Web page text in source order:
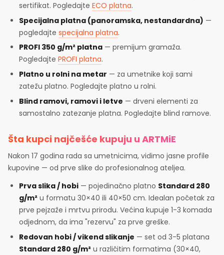
sertifikat. PogledajteECO platna.
Specijalna platna (panoramska, nestandardna) —
pogledajtespecijalna platna.
PROFI 350 g/m² platna — premijum gramaža.
PogledajtePROFI platna.
Platno u rolni na metar — za umetnike koji sami
zatežu platno. Pogledajte platno u rolni.
Blind ramovi, ramovi i letve — drveni elementi za
samostalno zatezanje platna. Pogledajte blind ramove.
Šta kupci najčešće kupuju u ARTMiE
Nakon 17 godina rada sa umetnicima, vidimo jasne profile
kupovine — od prve slike do profesionalnog ateljea.
Prva slika / hobi — pojedinačno platno Standard 280
g/m² u formatu 30×40 ili 40×50 cm. Idealan početak za
prve pejzaže i mrtvu prirodu. Većina kupuje 1-3 komada
odjednom, da ima "rezervu" za prve greške.
Redovan hobi / vikend slikanje — set od 3-5 platana
Standard 280 g/m² u različitim formatima (30×40,